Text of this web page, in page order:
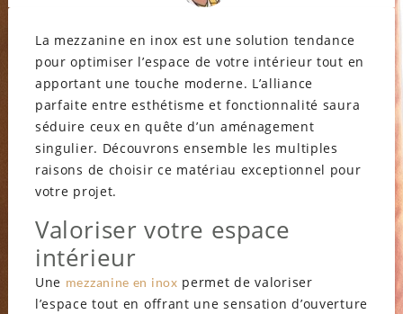
La mezzanine en inox est une solution tendance
pour optimiser l’espace de votre intérieur tout en
apportant une touche moderne. L’alliance
parfaite entre esthétisme et fonctionnalité saura
séduire ceux en quête d’un aménagement
singulier. Découvrons ensemble les multiples
raisons de choisir ce matériau exceptionnel pour
votre projet.
Valoriser votre espace
intérieur
Une mezzanine en inox permet de valoriser
l’espace tout en offrant une sensation d’ouverture